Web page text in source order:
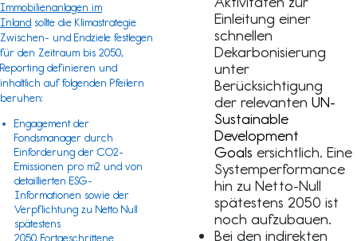
Immobilienanlagen im
Inland sollte die Klimastrategie
Zwischen- und Endziele festlegen
für den Zeitraum bis 2050,
Reporting definieren und
inhaltlich auf folgenden Pfeilern
beruhen:
Engagement der
Fondsmanager durch
Einforderung der CO2-
Emissionen pro m2 und von
detaillierten ESG-
Informationen sowie der
Verpflichtung zu Netto Null
spätestens
2050. Fortgeschrittene
Einleitung einer
schnellen
Dekarbonisierung
unter
Berücksichtigung
der relevanten UN-
Sustainable
Development
Goals ersichtlich. Eine
Systemperformance
hin zu Netto-Null
spätestens 2050 ist
noch aufzubauen.
Bei den indirekten